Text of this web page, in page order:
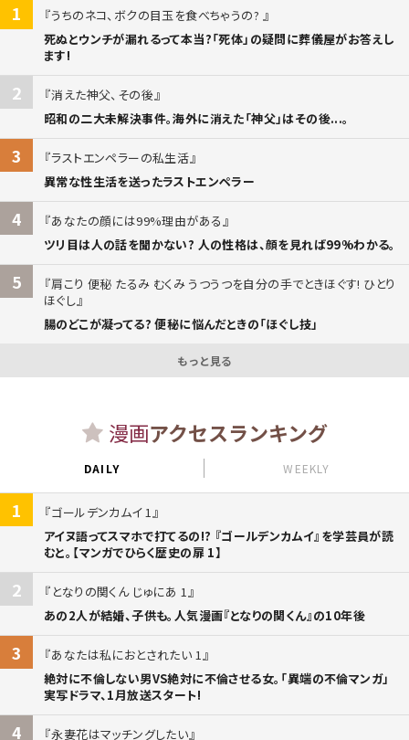
1
うちのネコ、ボクの目玉を食べちゃうの?
死ぬとウンチが漏れるって本当?「死体」の疑問に葬儀屋がお答えし
ます!
2
消えた神父、その後
昭和の二大未解決事件。海外に消えた「神父」はその後...。
3
ラストエンペラーの私生活
異常な性生活を送ったラストエンペラー
4
あなたの顔には99%理由がある
ツリ目は人の話を聞かない? 人の性格は、顔を見れば99%わかる。
5
肩こり 便秘 たるみ むくみ うつうつを自分の手でときほぐす! ひとり
ほぐし
腸のどこが凝ってる? 便秘に悩んだときの「ほぐし技」
もっと見る
漫画アクセスランキング
DAILY WEEKLY
1
ゴールデンカムイ 1
アイヌ語ってスマホで打てるの!? 『ゴールデンカムイ』を学芸員が読
むと。【マンガでひらく歴史の扉 1】
2
となりの関くん じゅにあ 1
あの2人が結婚、子供も。人気漫画『となりの関くん』の10年後
3
あなたは私におとされたい 1
絶対に不倫しない男VS絶対に不倫させる女。「異端の不倫マンガ」
実写ドラマ、1月放送スタート!
4
永妻花はマッチングしたい